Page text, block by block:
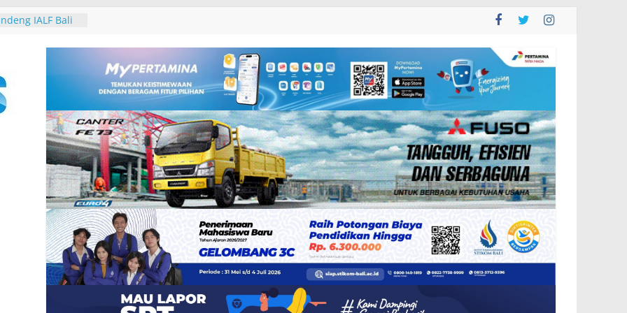
Sampah
IALF Bali
Bahasa
Studi
Nokia dan
by
Kawasan Asia-
Session
Gubernur
John
Besakih dan
Burung dari
Padangbai